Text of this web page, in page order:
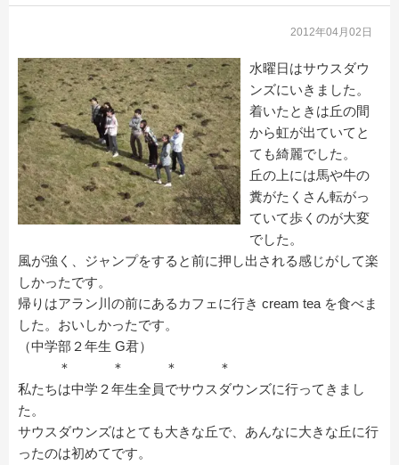
2012年04月02日
水曜日はサウスダウ
ンズにいきました。
着いたときは丘の間
から虹が出ていてと
ても綺麗でした。
丘の上には馬や牛の
糞がたくさん転がっ
ていて歩くのが大変
でした。
風が強く、ジャンプをすると前に押し出される感じがして楽
しかったです。
帰りはアラン川の前にあるカフェに行き cream tea を食べま
した。おいしかったです。
（中学部２年生 G君）
＊ ＊ ＊ ＊
私たちは中学２年生全員でサウスダウンズに行ってきまし
た。
サウスダウンズはとても大きな丘で、あんなに大きな丘に行
ったのは初めてです。